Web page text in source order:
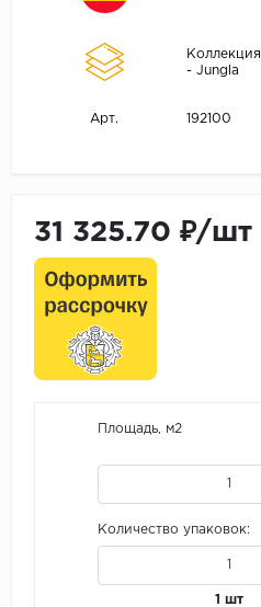
Коллекция
- Jungla
Арт. 192100
31 325.70 ₽/шт
Площадь, м2
Количество упаковок:
1 шт